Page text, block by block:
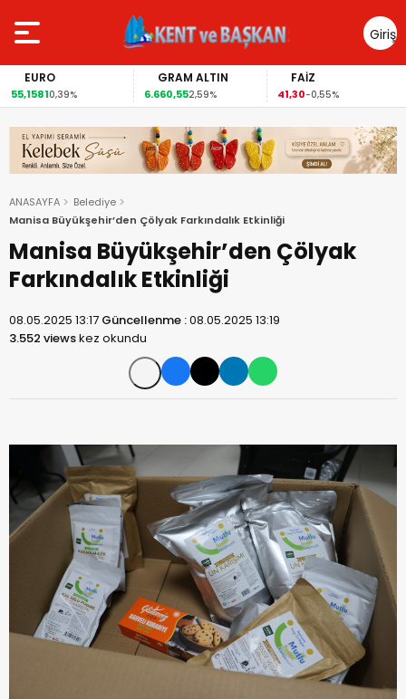
Giriş
Yap
EURO
55,15810,39%
GRAM ALTIN
6.660,552,59%
FAİZ
41,30-0,55%
ANASAYFA
Belediye
Manisa Büyükşehir’den Çölyak Farkındalık Etkinliği
Manisa Büyükşehir’den Çölyak
Farkındalık Etkinliği
08.05.2025 13:17 Güncellenme :08.05.2025 13:19
3.552 viewskez okundu